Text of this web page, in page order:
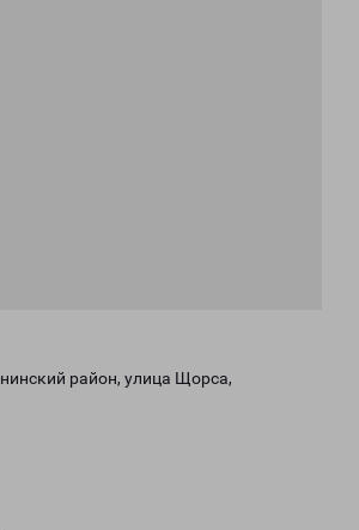
район, улица Щорса,